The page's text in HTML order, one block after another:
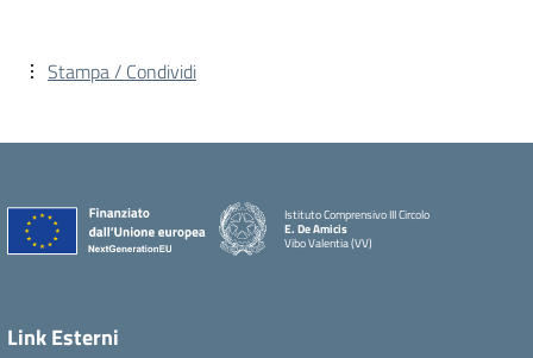
Stampa / Condividi
Istituto Comprensivo III Circolo
E. De Amicis
Vibo Valentia (VV)
Link Esterni